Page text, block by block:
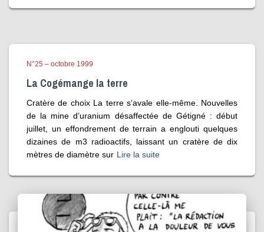
N°25 – octobre 1999
La Cogémange la terre
Cratère de choix La terre s’avale elle-même. Nouvelles
de la mine d’uranium désaffectée de Gétigné : début
juillet, un effondrement de terrain a englouti quelques
dizaines de m3 radioactifs, laissant un cratère de dix
mètres de diamètre sur Lire la suite